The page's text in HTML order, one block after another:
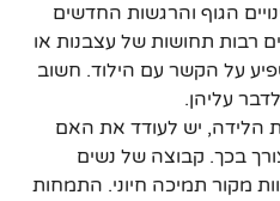
הגוף והרגשות החדשים
רבות תחושות של עצבנות או
על הקשר עם הילוד. חשוב
עליהן.
הלידה, יש לעודד את האם
בכך. קבוצה של נשים
מקור תמיכה חיוני. התמחות